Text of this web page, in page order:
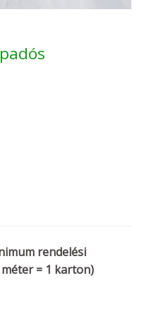
rendelési
= 1 karton)